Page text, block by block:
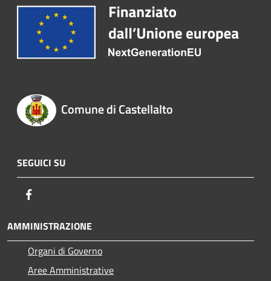
Comune di Castellalto
SEGUICI SU
AMMINISTRAZIONE
Organi di Governo
Aree Amministrative